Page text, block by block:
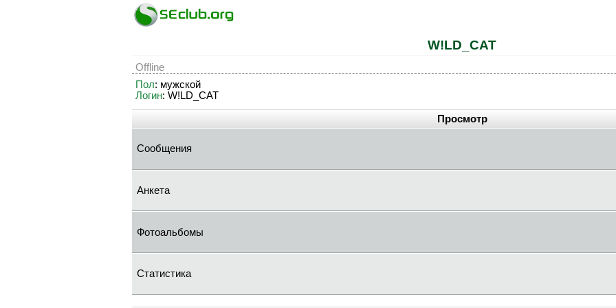
W!LD_CAT
Offline
Пол: мужской
Логин: W!LD_CAT
Просмотр
Сообщения
Анкета
Фотоальбомы
Статистика